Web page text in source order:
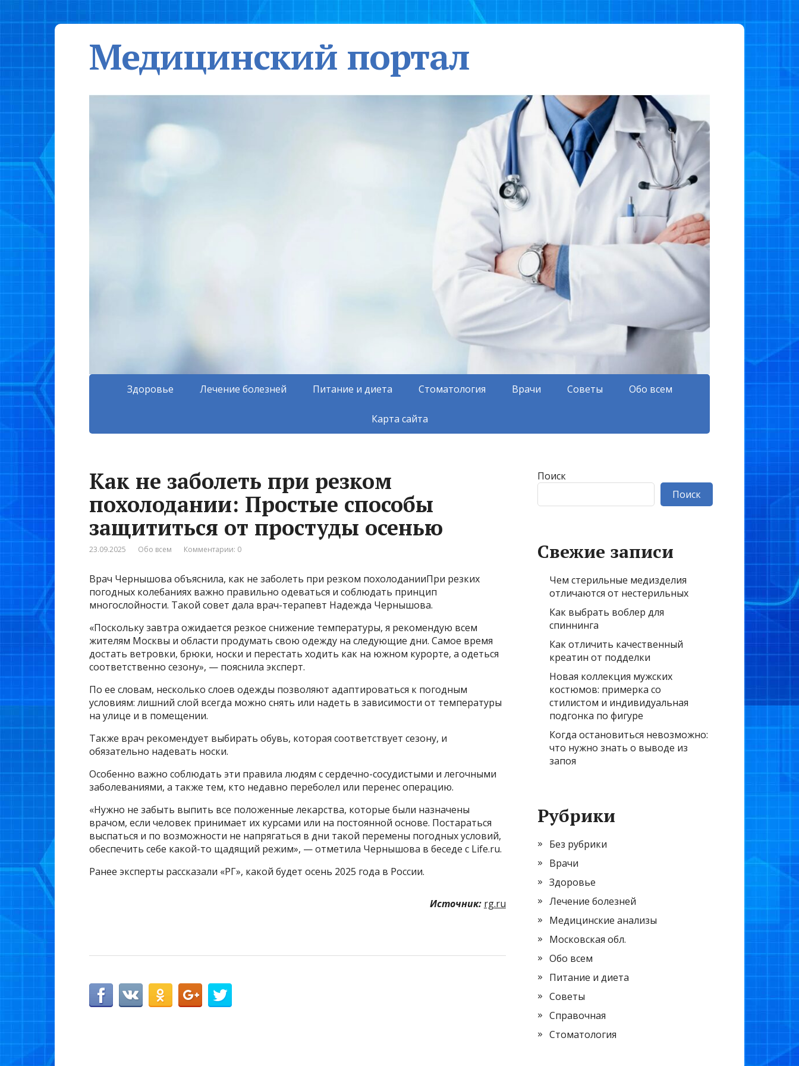
Медицинский портал
Здоровье Лечение болезней Питание и диета Стоматология Врачи Советы Обо всем
Карта сайта
Как не заболеть при резком
похолодании: Простые способы
защититься от простуды осенью
23.09.2025 Обо всем Комментарии: 0
Врач Чернышова объяснила, как не заболеть при резком похолоданииПри резких
погодных колебаниях важно правильно одеваться и соблюдать принцип
многослойности. Такой совет дала врач-терапевт Надежда Чернышова.
«Поскольку завтра ожидается резкое снижение температуры, я рекомендую всем
жителям Москвы и области продумать свою одежду на следующие дни. Самое время
достать ветровки, брюки, носки и перестать ходить как на южном курорте, а одеться
соответственно сезону», — пояснила эксперт.
По ее словам, несколько слоев одежды позволяют адаптироваться к погодным
условиям: лишний слой всегда можно снять или надеть в зависимости от температуры
на улице и в помещении.
Также врач рекомендует выбирать обувь, которая соответствует сезону, и
обязательно надевать носки.
Особенно важно соблюдать эти правила людям с сердечно-сосудистыми и легочными
заболеваниями, а также тем, кто недавно переболел или перенес операцию.
«Нужно не забыть выпить все положенные лекарства, которые были назначены
врачом, если человек принимает их курсами или на постоянной основе. Постараться
выспаться и по возможности не напрягаться в дни такой перемены погодных условий,
обеспечить себе какой-то щадящий режим», — отметила Чернышова в беседе с Life.ru.
Ранее эксперты рассказали «РГ», какой будет осень 2025 года в России.
Источник: rg.ru
Поиск
Поиск
Свежие записи
Чем стерильные медизделия
отличаются от нестерильных
Как выбрать воблер для
спиннинга
Как отличить качественный
креатин от подделки
Новая коллекция мужских
костюмов: примерка со
стилистом и индивидуальная
подгонка по фигуре
Когда остановиться невозможно:
что нужно знать о выводе из
запоя
Рубрики
Без рубрики
Врачи
Здоровье
Лечение болезней
Медицинские анализы
Московская обл.
Обо всем
Питание и диета
Советы
Справочная
Стоматология